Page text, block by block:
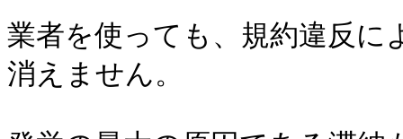
業者を使っても、規約違反に
消えません。